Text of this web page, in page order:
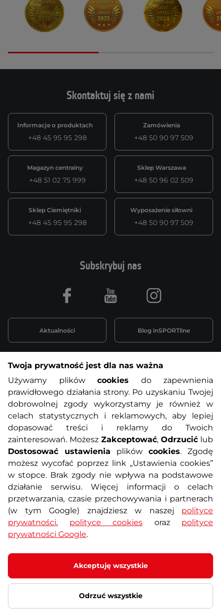
Skontaktuj się z nami
Informacje o produktach
+48 45 95 95 298
Zamówienia
+48 50 90 97 509
Magazyn centralny
+48 51 02 75 999
Sklep Warszawa
+48 50 96 02 509
Sklep Ciemiętniki
+48 45 95 95 298
Wyposażenie siłowni
+48 50 90 97 509
Informacje o zakupach
O nas Regulamin sklepu
Polityka prywatności Koszty przesyłek
Metody płatności Program lojalnościowy
Usługi dodatkowe Reklamacje i serwis
Formularz kontaktowy Wyposażenie siłowni
Subskrybuj nas
Aktualności Blog inSPORTline
Facebook Youtube Instagram
Twoja prywatność jest dla nas ważna
Używamy plików cookies do zapewnienia
prawidłowego działania strony. Po uzyskaniu Twojej
dobrowolnej zgody wykorzystamy je również w
celach statystycznych i reklamowych, aby lepiej
dopasować treści i reklamy do Twoich
zainteresowań. Możesz Zakceptować, Odrzucić lub
Dostosować ustawienia plików cookies. Zgodę
możesz wycofać poprzez link „Ustawienia cookies”
w stopce. Brak zgody nie wpływa na podstawowe
działanie serwisu. Więcej informacji o celach
przetwarzania, czasie przechowywania i partnerach
(w tym Google) znajdziesz w naszej polityce
prywatności, polityce cookies oraz polityce
prywatności Google.
Akceptuję wszystkie
Odrzuć wszystkie